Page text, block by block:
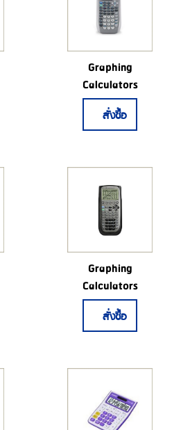
Graphing
Calculators
สั่งซื้อ
Graphing
Calculators
สั่งซื้อ